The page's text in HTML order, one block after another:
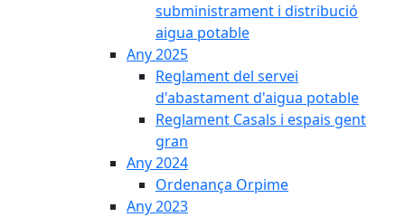
subministrament i distribució
aigua potable
Any 2025
Reglament del servei
d'abastament d'aigua potable
Reglament Casals i espais gent
gran
Any 2024
Ordenança Orpime
Any 2023